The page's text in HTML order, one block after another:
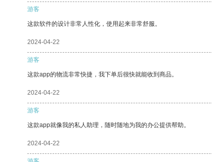
游客
这款软件的设计非常人性化，使用起来非常舒服。
2024-04-22
游客
这款app的物流非常快捷，我下单后很快就能收到商品。
2024-04-22
游客
这款app就像我的私人助理，随时随地为我的办公提供帮助。
2024-04-22